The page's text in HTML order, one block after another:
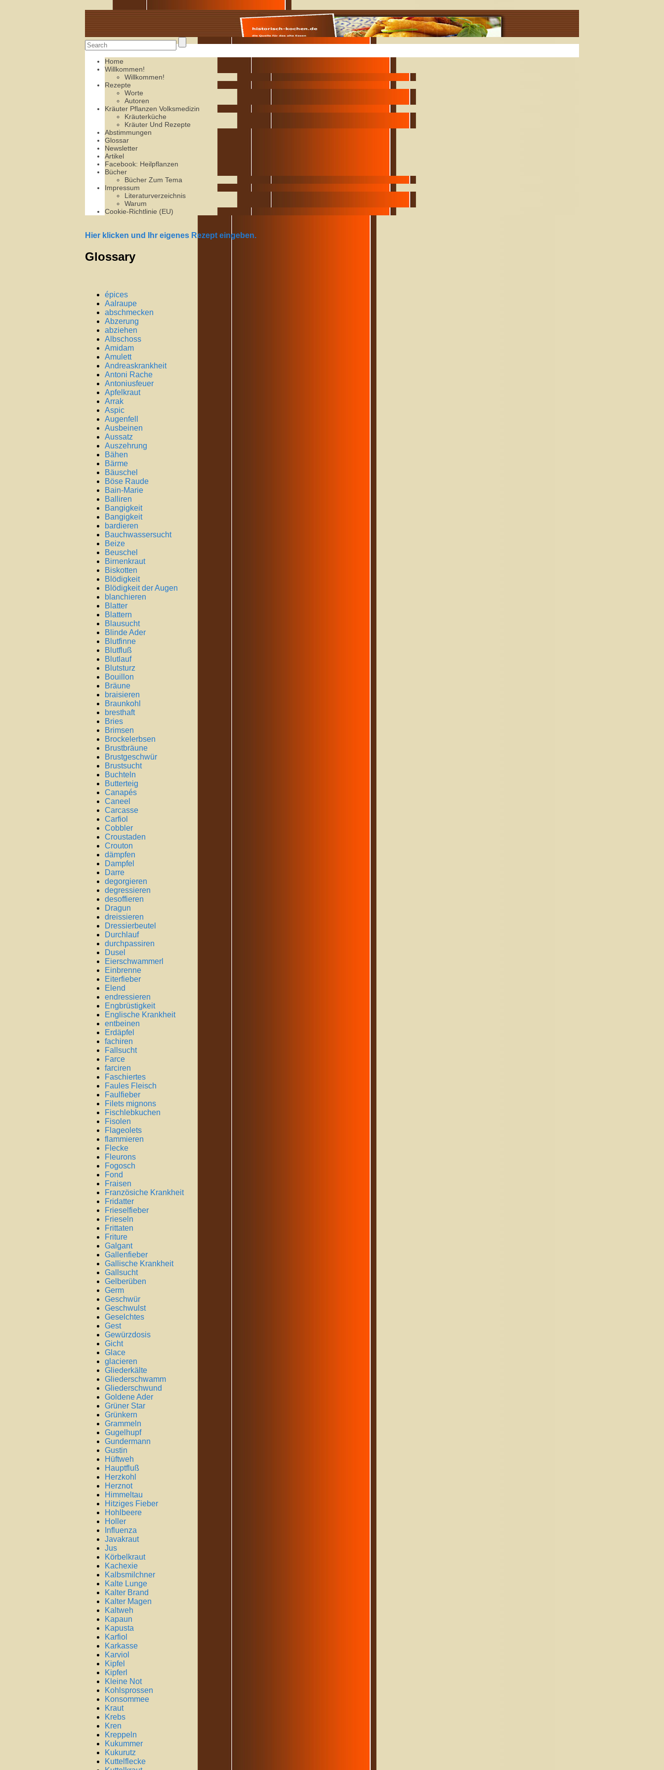
Alte Rezepte online
Home
Willkommen!
Willkommen!
Rezepte
Worte
Autoren
Kräuter Pflanzen Volksmedizin
Kräuterküche
Kräuter Und Rezepte
Abstimmungen
Glossar
Newsletter
Artikel
Facebook: Heilpflanzen
Bücher
Bücher Zum Tema
Impressum
Literaturverzeichnis
Warum
Cookie-Richtlinie (EU)
Hier klicken und Ihr eigenes Rezept eingeben.
Glossary
épices
Aalraupe
abschmecken
Abzerung
abziehen
Albschoss
Amidam
Amulett
Andreaskrankheit
Antoni Rache
Antoniusfeuer
Apfelkraut
Arrak
Aspic
Augenfell
Ausbeinen
Aussatz
Auszehrung
Bähen
Bärme
Bäuschel
Böse Raude
Bain-Marie
Balliren
Bangigkeit
Bangigkeit
bardieren
Bauchwassersucht
Beize
Beuschel
Birnenkraut
Biskotten
Blödigkeit
Blödigkeit der Augen
blanchieren
Blatter
Blattern
Blausucht
Blinde Ader
Blutfinne
Blutfluß
Blutlauf
Blutsturz
Bouillon
Bräune
braisieren
Braunkohl
bresthaft
Bries
Brimsen
Brockelerbsen
Brustbräune
Brustgeschwür
Brustsucht
Buchteln
Butterteig
Canapés
Caneel
Carcasse
Carfiol
Cobbler
Croustaden
Crouton
dämpfen
Dampfel
Darre
degorgieren
degressieren
desoffieren
Dragun
dreissieren
Dressierbeutel
Durchlauf
durchpassiren
Dusel
Eierschwammerl
Einbrenne
Eiterfieber
Elend
endressieren
Engbrüstigkeit
Englische Krankheit
entbeinen
Erdäpfel
fachiren
Fallsucht
Farce
farciren
Faschiertes
Faules Fleisch
Faulfieber
Filets mignons
Fischlebkuchen
Fisolen
Flageolets
flammieren
Flecke
Fleurons
Fogosch
Fond
Fraisen
Französiche Krankheit
Fridatter
Frieselfieber
Frieseln
Frittaten
Friture
Galgant
Gallenfieber
Gallische Krankheit
Gallsucht
Gelberüben
Germ
Geschwür
Geschwulst
Geselchtes
Gest
Gewürzdosis
Gicht
Glace
glacieren
Gliederkälte
Gliederschwamm
Gliederschwund
Goldene Ader
Grüner Star
Grünkern
Grammeln
Gugelhupf
Gundermann
Gustin
Hüftweh
Hauptfluß
Herzkohl
Herznot
Himmeltau
Hitziges Fieber
Hohlbeere
Holler
Influenza
Javakraut
Jus
Körbelkraut
Kachexie
Kalbsmilchner
Kalte Lunge
Kalter Brand
Kalter Magen
Kaltweh
Kapaun
Kapusta
Karfiol
Karkasse
Karviol
Kipfel
Kipferl
Kleine Not
Kohlsprossen
Konsommee
Kraut
Krebs
Kren
Kreppeln
Kukummer
Kukurutz
Kuttelflecke